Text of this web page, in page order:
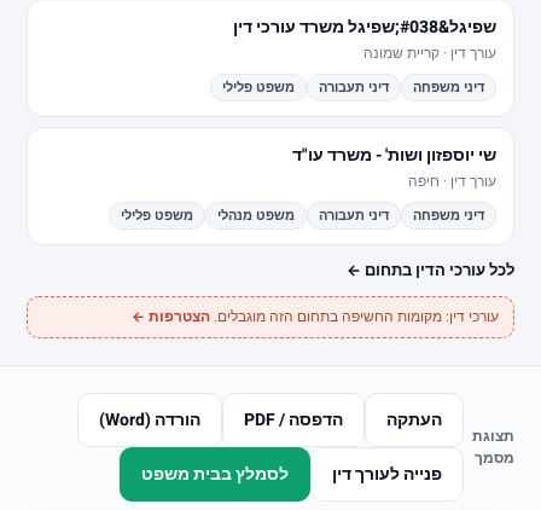
שפיגל&#038;שפיגל משרד עורכי דין
עורך דין · קריית שמונה
דיני משפחה דיני תעבורה משפט פלילי
שי יוספזון ושות' - משרד עו"ד
עורך דין · חיפה
דיני משפחה דיני תעבורה משפט מנהלי משפט פלילי
לכל עורכי הדין בתחום ←
עורכי דין: מקומות החשיפה בתחום הזה מוגבלים. הצטרפות ←
תצוגת
מסמך
העתקה הדפסה / PDF הורדה (Word)
פנייה לעורך דין לסמלץ בבית משפט
ניווט מהיר
כל המאמרים
כל עורכי הדין
כלי AI משפטיים
מחשבון שכר טרחת עורך דין
התייעצות משפטית
אודות Jus-Tice
מדיניות עריכה
מפת אתר
הצטרפות עורכי דין ←
התחילו מתיאור קצר. נבדוק תחום, עיר ודחיפות, בלי הבטחה לתוצאה.
שליחת וואטסאפ